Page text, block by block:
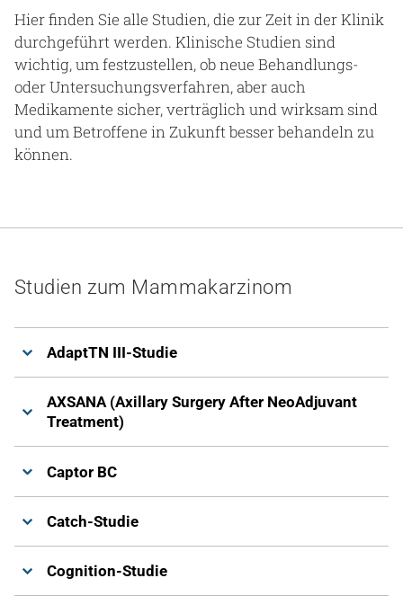
Beruf & Karriere
Notaufnahme
Hier finden Sie alle Studien, die zur Zeit in der Klinik
durchgeführt werden. Klinische Studien sind
wichtig, um festzustellen, ob neue Behandlungs-
oder Untersuchungsverfahren, aber auch
Medikamente sicher, verträglich und wirksam sind
und um Betroffene in Zukunft besser behandeln zu
können.
Studien zum Mammakarzinom
AdaptTN III-Studie
AXSANA (Axillary Surgery After NeoAdjuvant
Treatment)
Captor BC
Catch-Studie
Cognition-Studie